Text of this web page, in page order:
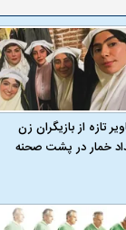
تازه از بازیگران زن
خمار در پشت صحنه